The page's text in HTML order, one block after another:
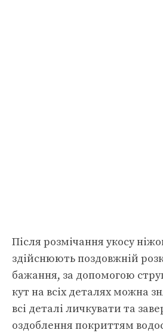
Після розмічання укосу
здійснюють поздовжній
бажання, за допомогою
кут на всіх деталях можна
всі деталі личкувати та
оздоблення покриттям